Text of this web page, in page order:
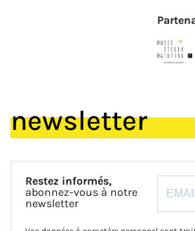
newsletter
Restez informés,
abonnez-vous à notre
newsletter